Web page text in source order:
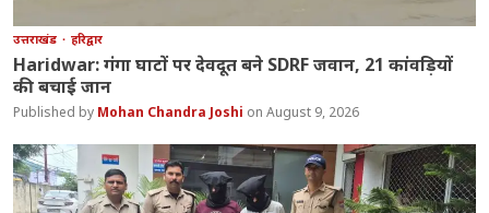
उत्तराखंड हरिद्वार
Haridwar: गंगा घाटों पर देवदूत बने SDRF जवान, 21 कांवड़ियों
की बचाई जान
Mohan Chandra Joshi August 9, 2026